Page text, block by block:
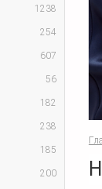
1238
254
607
56
182
238
185
200